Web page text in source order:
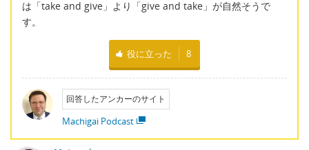
は「take and give」より「give and take」が自然そうで
す。
役に立った 8
回答したアンカーのサイト
Machigai Podcast